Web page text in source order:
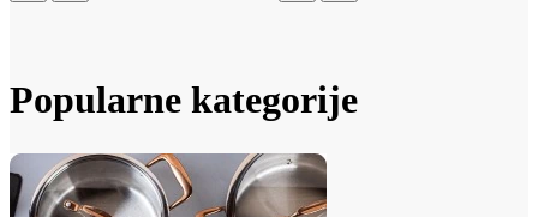
Popularne kategorije